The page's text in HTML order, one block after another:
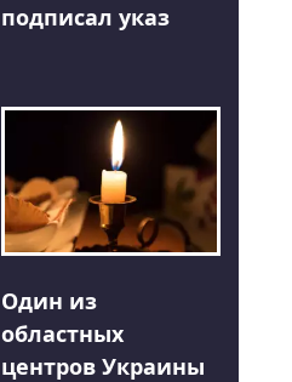
подписал указ
Один из
областных
центров Украины